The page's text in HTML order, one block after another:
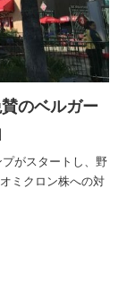
のベルガー
がスタートし、野
ミクロン株への対